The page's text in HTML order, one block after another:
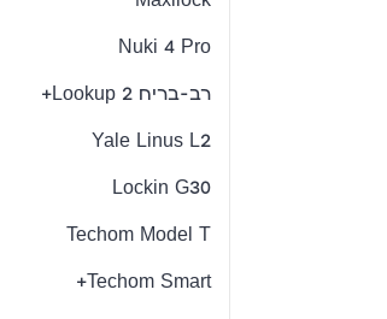
Nuki 4 Pro
רב-בריח Lookup 2+
Yale Linus L2
Lockin G30
Techom Model T
Techom Smart+